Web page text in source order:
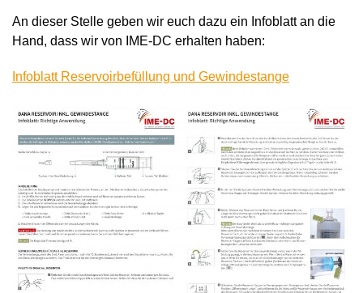
An dieser Stelle geben wir euch dazu ein Infoblatt an die
Hand, dass wir von IME-DC erhalten haben:
Infoblatt Reservoirbefüllung und Gewindestange